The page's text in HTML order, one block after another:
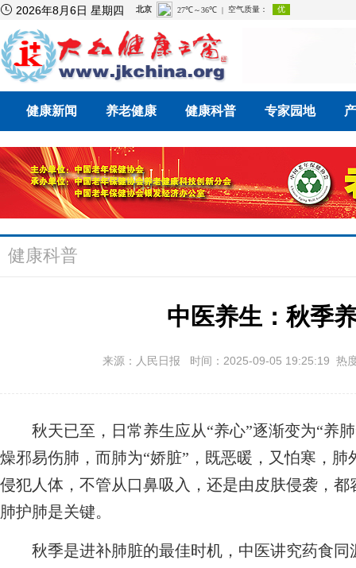
 2026年8月6日 星期四
健康新闻 养老健康 健康科普 专家园地
健康科普
中医养生：秋季
来源：人民日报 时间：2025-09-05 19:25:19 热
秋天已至，日常养生应从“养心”逐渐变为“养肺
燥邪易伤肺，而肺为“娇脏”，既恶暖，又怕寒，
侵犯人体，不管从口鼻吸入，还是由皮肤侵袭，
肺护肺是关键。
秋季是进补肺脏的最佳时机，中医讲究药食同